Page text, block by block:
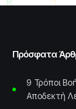
Πρόσφατα
9 Τρόποι
Αποδεκτή